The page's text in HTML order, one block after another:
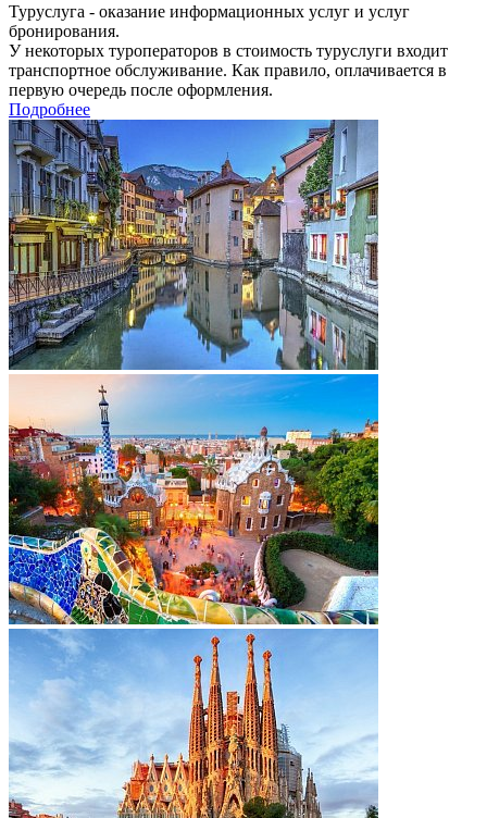
Туруслуга - оказание информационных услуг и услуг
бронирования.
У некоторых туроператоров в стоимость туруслуги входит
транспортное обслуживание. Как правило, оплачивается в
первую очередь после оформления.
Подробнее